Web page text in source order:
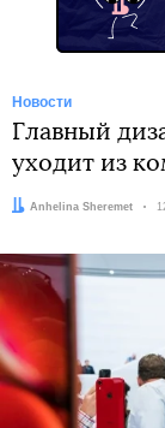
Новости
Главный
уходит из
Автор:
Anhelina Sheremet